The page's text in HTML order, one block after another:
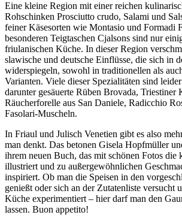
Eine kleine Region mit einer reichen
Rohschinken Prosciutto crudo, Salami und
feiner Käsesorten wie Montasio und Formadi
besonderen Teigtaschen Cjalsons sind nur
friulanischen Küche. In dieser Region
slawische und deutsche Einflüsse, die sich in
widerspiegeln, sowohl in traditionellen als
Varianten. Viele dieser Spezialitäten sind
darunter gesäuerte Rüben Brovada, Triestiner
Räucherforelle aus San Daniele, Radicchio
Fasolari-Muscheln.
In Friaul und Julisch Venetien gibt es also
man denkt. Das betonen Gisela Hopfmüller
ihrem neuen Buch, das mit schönen Fotos
illustriert und zu außergewöhnlichen
inspiriert. Ob man die Speisen in den
genießt oder sich an der Zutatenliste versucht
Küche experimentiert – hier darf man den
lassen. Buon appetito!